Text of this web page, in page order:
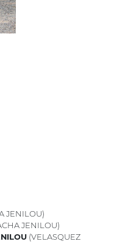
JENILOU)
JENILOU)
(VELASQUEZ